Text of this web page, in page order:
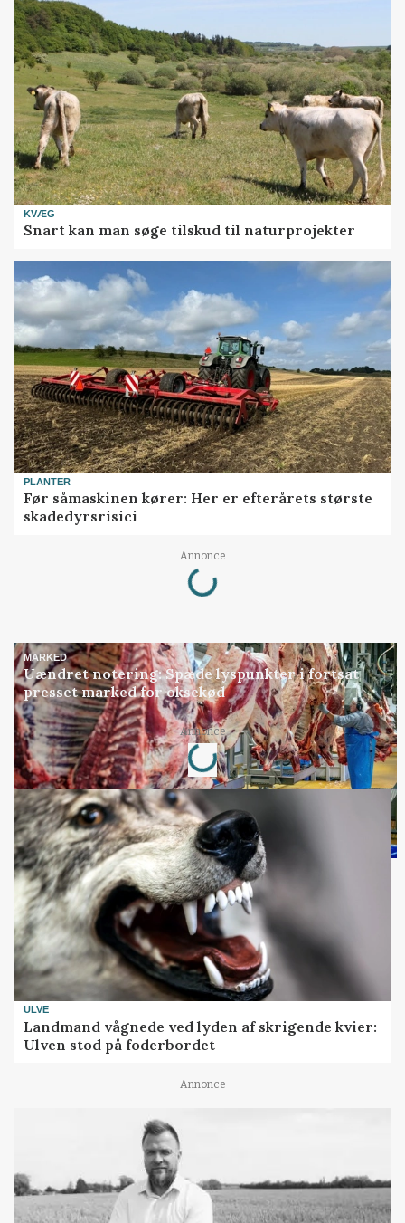
KVÆG
Snart kan man søge tilskud til naturprojekter
PLANTER
Før såmaskinen kører: Her er efterårets største
skadedyrsrisici
Annonce
Loading...
MARKED
Uændret notering: Spæde lyspunkter i fortsat
presset marked for oksekød
Annonce
Loading...
ULVE
Landmand vågnede ved lyden af skrigende kvier:
Ulven stod på foderbordet
Annonce